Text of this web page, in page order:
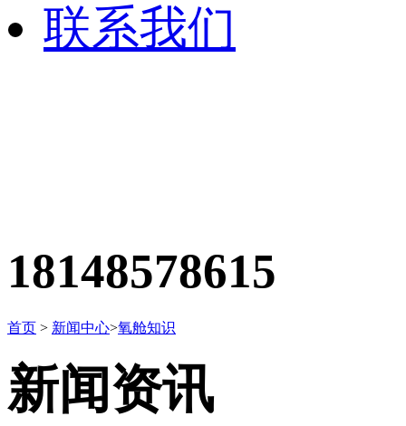
联系我们
18148578615
首页 > 新闻中心>氧舱知识
新闻资讯